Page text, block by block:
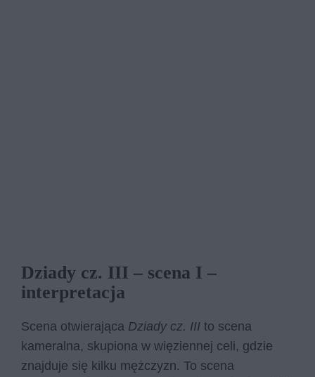
Dziady cz. III – scena I –
interpretacja
Scena otwierająca Dziady cz. III to scena
kameralna, skupiona w więziennej celi, gdzie
znajduje się kilku mężczyzn. To scena